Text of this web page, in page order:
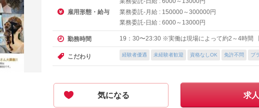
雇用形態・給与
業務委託-月給 : 150000～300000円
業務委託-日給 : 6000～ 13000円
勤務時間 19：30〜23:30 ※実働は現場によって約2～4時間
こだわり 経験者優遇 未経験者歓迎 資格なしOK 免許不問 ブ
気になる 求